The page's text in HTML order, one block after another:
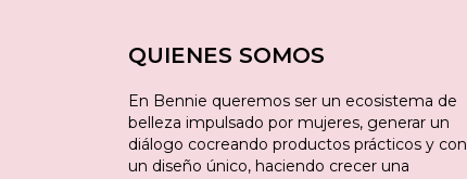
QUIENES SOMOS
En Bennie queremos ser un ecosistema de
belleza impulsado por mujeres, generar un
diálogo cocreando productos prácticos y con
un diseño único, haciendo crecer una